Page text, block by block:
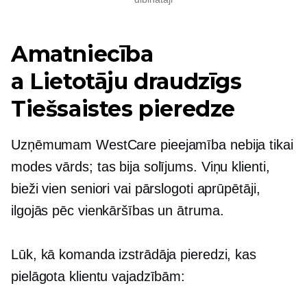
Amatniecība
a Lietotāju draudzīgs
Tiešsaistes pieredze
Uzņēmumam WestCare pieejamība nebija tikai
modes vārds; tas bija solījums. Viņu klienti,
bieži vien seniori vai pārslogoti aprūpētāji,
ilgojās pēc vienkāršības un ātruma.
Lūk, kā komanda izstrādāja pieredzi, kas
pielāgota klientu vajadzībām: